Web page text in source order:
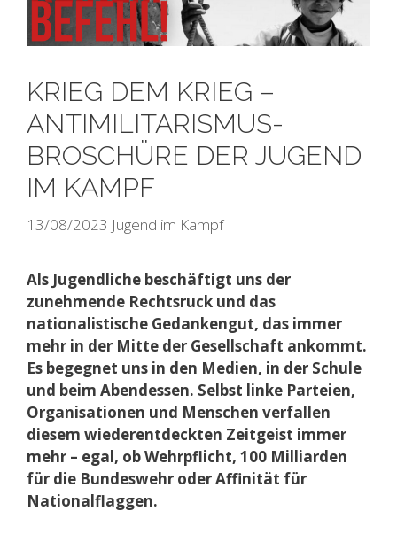
KRIEG DEM KRIEG –
ANTIMILITARISMUS-
BROSCHÜRE DER JUGEND
IM KAMPF
13/08/2023 Jugend im Kampf
Als Jugendliche beschäftigt uns der
zunehmende Rechtsruck und das
nationalistische Gedankengut, das immer
mehr in der Mitte der Gesellschaft ankommt.
Es begegnet uns in den Medien, in der Schule
und beim Abendessen. Selbst linke Parteien,
Organisationen und Menschen verfallen
diesem wiederentdeckten Zeitgeist immer
mehr – egal, ob Wehrpflicht, 100 Milliarden
für die Bundeswehr oder Affinität für
Nationalflaggen.